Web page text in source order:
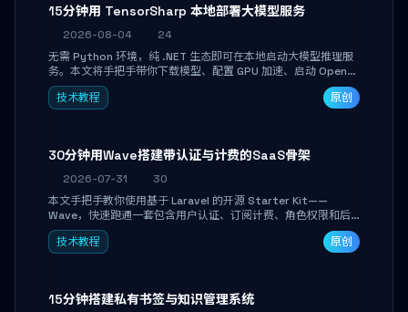
15分钟用 TensorSharp 本地部署大模型服务
2026-08-04
24
无需 Python 环境，纯 .NET 生态即可在本地启动大模型推理服
务。本文将手把手带你下载模型、配置 GPU 加速、启动 OpenAI
兼容 API，并在 C# 业务代码中无缝调用。数据不出网，零门槛
搞定本地 LLM 部署。
技术教程 原创
30分钟用Wave搭建带认证与计费的SaaS骨架
2026-07-31
30
本文手把手教你使用基于 Laravel 的开源 Starter Kit——
Wave，快速跑通一套包含用户认证、订阅计费、角色权限和后
台管理的完整 SaaS 骨架。附带 Stripe 测试支付对接与自定义
业务页面开发实战，助你省去重复基建时间，将精力聚焦于核心
技术教程 原创
15分钟搭建私有书签与知识管理系统